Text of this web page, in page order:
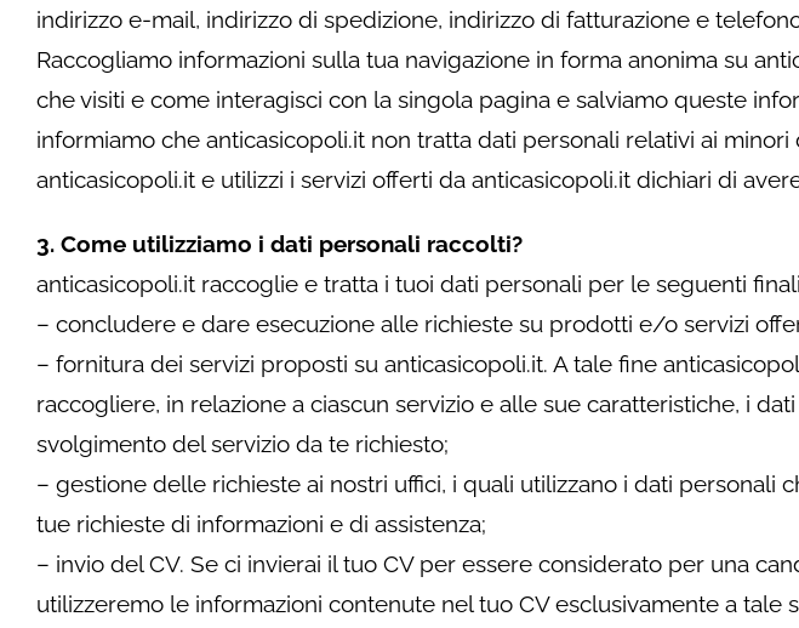
indirizzo e-mail, indirizzo di spedizione, indirizzo di fatturazione e
Raccogliamo informazioni sulla tua navigazione in forma anonima su
che visiti e come interagisci con la singola pagina e salviamo queste
informiamo che anticasicopoli.it non tratta dati personali relativi ai minori
anticasicopoli.it e utilizzi i servizi offerti da anticasicopoli.it dichiari di
3. Come utilizziamo i dati personali raccolti?
anticasicopoli.it raccoglie e tratta i tuoi dati personali per le seguenti
– concludere e dare esecuzione alle richieste su prodotti e/o servizi
– fornitura dei servizi proposti su anticasicopoli.it. A tale fine
raccogliere, in relazione a ciascun servizio e alle sue caratteristiche, i
svolgimento del servizio da te richiesto;
– gestione delle richieste ai nostri uffici, i quali utilizzano i dati personali
tue richieste di informazioni e di assistenza;
– invio del CV. Se ci invierai il tuo CV per essere considerato per una
utilizzeremo le informazioni contenute nel tuo CV esclusivamente a tale